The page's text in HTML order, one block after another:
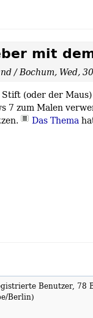
mit
/ Bochum, Wed,
(oder der
7 zum Malen
Das Thema
Benutzer, 78
Berlin)